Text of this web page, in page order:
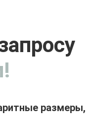
размеры,